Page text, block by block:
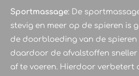
Sportmassage: De
stevig en meer op de spieren is
de doorbloeding van de spieren
daardoor de afvalstoffen sneller
af te voeren. Hierdoor verbetert